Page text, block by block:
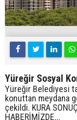
Yüreğir Sosyal
Yüreğir Belediyesi
konuttan meydana
çekildi. KURA
HABERİMİZDE...